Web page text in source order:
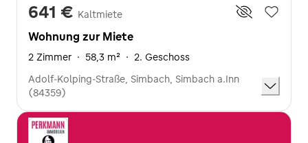
641 € Kaltmiete
Wohnung zur Miete
2 Zimmer · 58,3 m² · 2. Geschoss
Adolf-Kolping-Straße, Simbach, Simbach a.Inn
(84359)